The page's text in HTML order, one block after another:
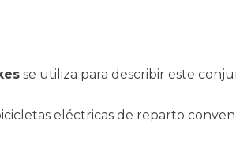
se utiliza para describir este
eléctricas de reparto